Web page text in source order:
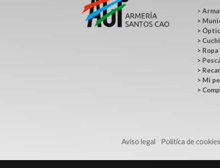
>
>
>
>
> Ropa
>
>
> Mi
>
Aviso legal Política de cookies